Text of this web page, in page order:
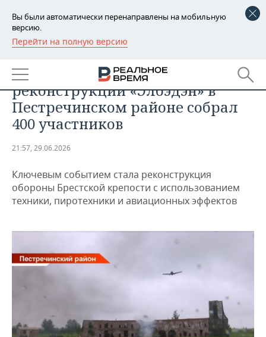
Вы были автоматически перенаправлены на мобильную
версию.
Перейти на полную версию
РЕГИОНЫ
БАШКОРТОСТАН
ТАТАРСТАН
УДМУРТИЯ
НОВОСТИ
АНАЛИТИКА
НОВОСТИ АНАЛИТИКИ
ДЕКЛАРАЦИИ О ДОХОДАХ
КОРОЛИ ГОСЗАКАЗА ПФО
ВУЗЫ ТАТАРСТАНА
КОМУ ПРИНАДЛЕЖАТ
ТАТАРСТАНА
ЭКОНОМИКА
НОВОСТИ ЭКОНОМИКИ
ФИНАНСЫ
БАНКИ
БЮДЖЕТ
ИНВЕСТИЦИИ
ПРОМЫШЛЕННОСТЬ
НОВОСТИ
ПРОМЫШЛЕННОСТИ
ОПК
НЕДВИЖИМОСТЬ
НОВОСТИ НЕДВИЖИМОСТИ
АВТО
НОВОСТИ АВТО
БИЗНЕС
НОВОСТИ БИЗНЕСА
РОЗНИЧНАЯ ТОРГОВЛЯ
ТРАНСПОРТ
ТЕХНОЛОГИИ
НОВОСТИ ТЕХНОЛОГИЙ
МЕРОПРИЯТИЯ
НОВОСТИ МЕРОПРИЯТИЙ
Фестиваль исторической
реконструкции «Элбэдэн» в
Пестречинском районе собрал
400 участников
21:57, 29.06.2026
Ключевым событием стала реконструкция
обороны Брестской крепости с использованием
техники, пиротехники и авиационных эффектов